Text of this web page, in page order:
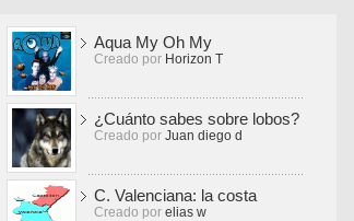
Aqua My Oh My
Creado por Horizon T
¿Cuánto sabes sobre lobos?
Creado por Juan diego d
C. Valenciana: la costa
Creado por elias w